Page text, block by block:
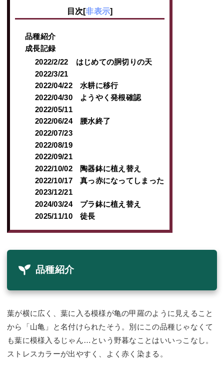
目次[非表示]
品種紹介
成長記録
2022/2/22 はじめての胴切りの天
2022/3/21
2022/04/22 水耕に移行
2022/04/30 ようやく発根確認
2022/05/11
2022/06/24 腰水終了
2022/07/23
2022/08/19
2022/09/21
2022/10/02 陶器鉢に植え替え
2022/10/17 真っ赤になってしまった
2023/12/21
2024/03/24 プラ鉢に植え替え
2025/11/10 徒長
品種紹介
葉が横に広く、葉に入る模様が亀の甲羅のように見えること
から「山亀」と名付けられたそう。別にこの品種じゃなくて
も葉に模様入るじゃん…という野暮なことはいいっこなし。
ストレスカラーが出やすく、よく赤く染まる。